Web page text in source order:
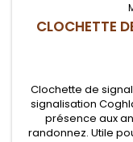
CLOCHETTE
Clochette de
signalisation
présence aux
randonnez. Utile